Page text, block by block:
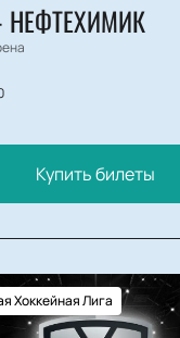
НЕФТЕХИМИК
Купить билеты
Хоккейная Лига